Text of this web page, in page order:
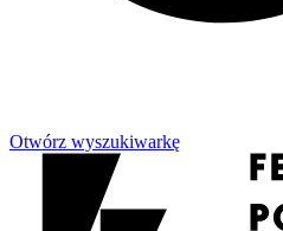
Otwórz wyszukiwarkę